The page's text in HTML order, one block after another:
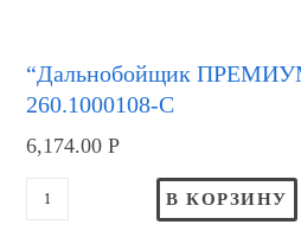
“Дальнобойщик
260.1000108-С
6,174.00Р
В КОРЗИНУ